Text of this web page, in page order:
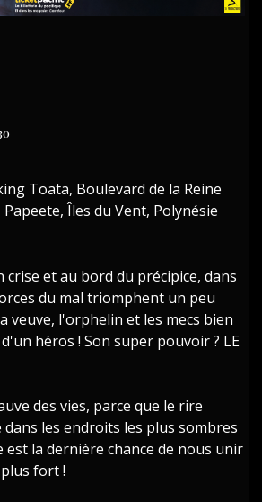
Toata, Boulevard de la Reine
Îles du Vent, Polynésie
crise et au bord du précipice, dans
du mal triomphent un peu
veuve, l'orphelin et les mecs bien
héros ! Son super pouvoir ? LE
des vies, parce que le rire
les endroits les plus sombres
est la dernière chance de nous unir
fort !